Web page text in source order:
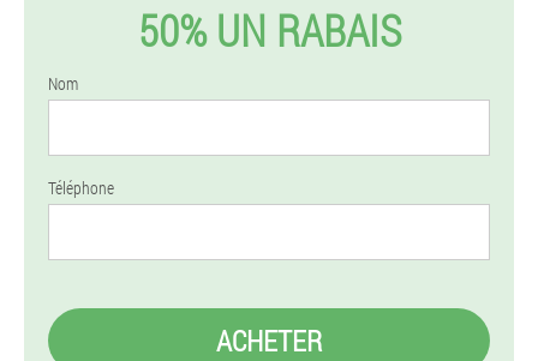
50% UN RABAIS
Nom
Téléphone
ACHETER